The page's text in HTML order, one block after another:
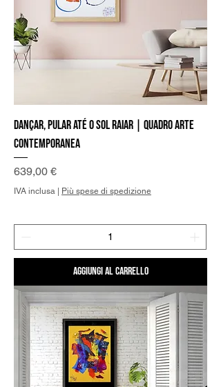
Dançar, pular até o sol raiar | Quadro Arte
Contemporanea
Prezzo
639,00 €
IVA inclusa | Più spese di spedizione
Aggiungi al carrello